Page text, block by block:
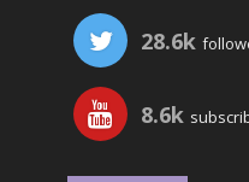
28.6k
8.6k